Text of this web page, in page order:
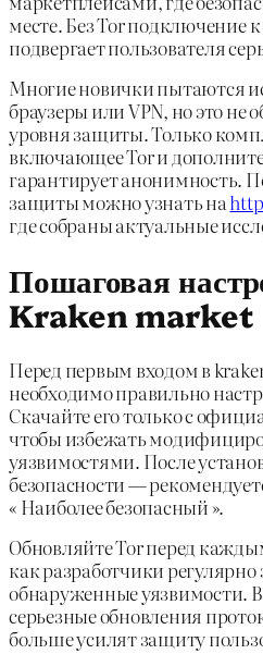
месте. Без Tor подключение
подвергает пользователя
Многие новички пытаются
браузеры или VPN, но это не
уровня защиты. Только
включающее Tor и
гарантирует анонимность.
защиты можно узнать на
где собраны актуальные
Пошаговая
Kraken market
Перед первым входом в
необходимо правильно
Скачайте его только с
чтобы избежать
уязвимостями. После
безопасности —
« Наиболее безопасный ».
Обновляйте Tor перед
как разработчики
обнаруженные уязвимости.
серьезные обновления
больше усилят защиту